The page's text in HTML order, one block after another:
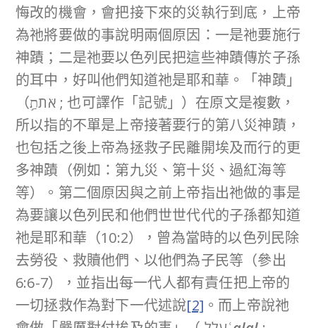
悔改的機會，會把接下來的災執行到底，上帝
為祂將要做的事說明兩個原因：一是祂要施行
神蹟；二是祂要以色列民把這些神蹟傳於子孫
的耳中，好叫他們知道祂是耶和華。「神蹟」
（‎אֹתֹתַ֥ ; 也可譯作「記號」）在原文是複數，
所以指的不單是上帝接著要行的第八災神蹟，
也包括之後上帝為拯救子民離開埃及而行的更
多神蹟（例如：第九災、第十災、過紅海等
等）。第二個原因與之前上帝指出祂做的事是
為要讓以色列民和他們世世代代的子孫都知道
祂是耶和華（10:2），曾為當時的以色列民除
去勞役、救贖他們、以他們為子民等（參出
6:6-7），並指出每一代人都有責任把上帝的
一切拯救作為對下一代述說[2] 。而上帝說祂